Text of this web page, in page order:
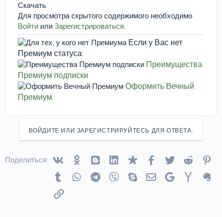
Скачать:
Для просмотра скрытого содержимого необходимо
Войти или Зарегистрироваться
Если у Вас нет
Премиум статуса:
Преимущества
Премиум подписки
Оформить Вечный
Премиум
ВОЙДИТЕ ИЛИ ЗАРЕГИСТРИРУЙТЕСЬ ДЛЯ ОТВЕТА.
Поделиться: VkontakteOdnoklassniki
Blogger Linked InDiasporaFacebook
TwitterReddit
Tumblr WhatsAppTelegram
Viber SkypeЭлектронная почта
Google Yahoo
Ссылка